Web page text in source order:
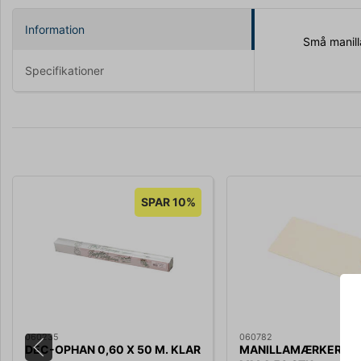
Information
Specifikationer
Små
SPAR 10%
060235
DEC-OPHAN 0,60 X 50 M. KLAR
060782
MANILLAMÆRKER 50